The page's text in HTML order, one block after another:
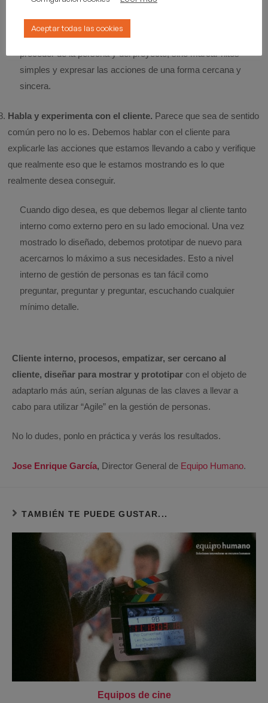
No procedimientos que regulen absolutamente todo el
proceder de la persona y del proyecto, sino marcar hitos
simples y expresar las acciones de una forma cercana y
sincera.
Habla y experimenta con el cliente. Parece que sea de sentido
común pero no lo es. Debemos hablar con el cliente para
explicarle las acciones que estamos llevando a cabo y verifique
que realmente eso que le estamos mostrando es lo que
realmente desea conseguir.
Cuando digo desea, es que debemos llegar al cliente tanto
interno como externo pero en su lado emocional. Una vez
mostrado lo diseñado, debemos prototipar de nuevo para
acercarnos lo máximo a sus necesidades. Esto a nivel
interno de gestión de personas es tan fácil como
preguntar, preguntar y preguntar, escuchando cualquier
mínimo detalle.
Cliente interno, procesos, empatizar, ser cercano al
cliente, diseñar para mostrar y prototipar con el objeto de
adaptarlo más aún, serían algunas de las claves a llevar a
cabo para utilizar “Agile” en la gestión de personas.
No lo dudes, ponlo en práctica y verás los resultados.
Jose Enrique García, Director General de Equipo Humano.
TAMBIÉN TE PUEDE GUSTAR...
Equipos de cine
Aceptar todas las cookies